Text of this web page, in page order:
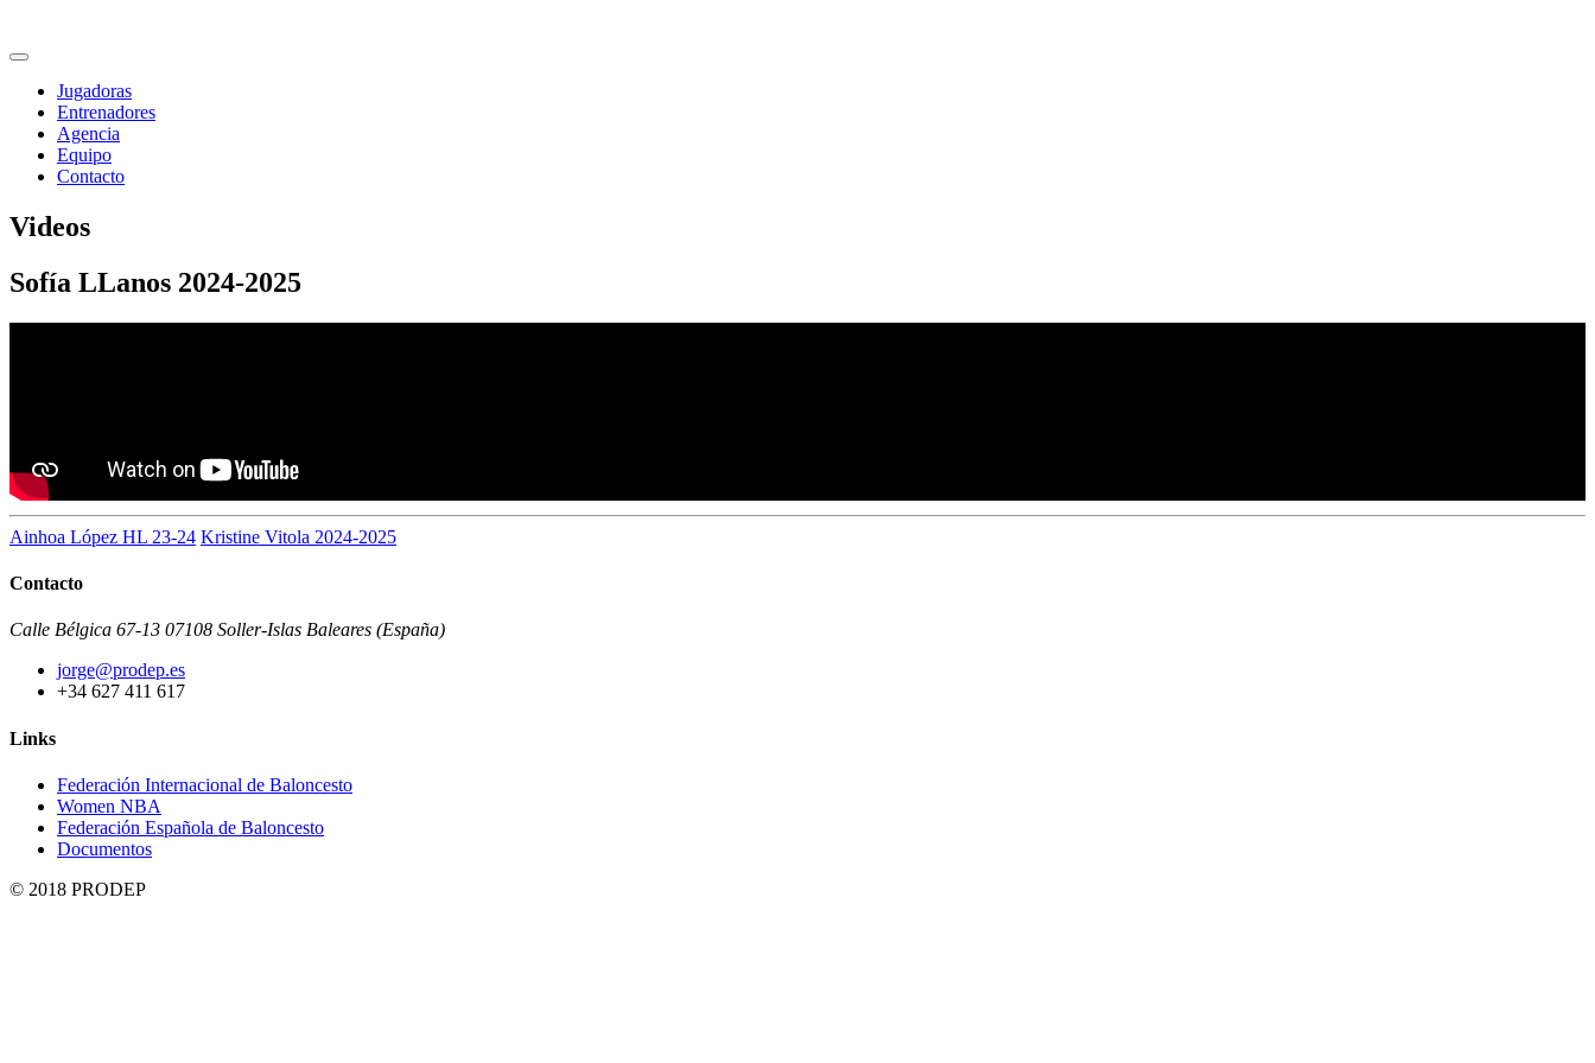
Jugadoras
Entrenadores
Agencia
Equipo
Contacto
Videos
Sofía LLanos 2024-2025
Ainhoa López HL 23-24 Kristine Vitola 2024-2025
Contacto
Calle Bélgica 67-13 07108 Soller-Islas Baleares (España)
jorge@prodep.es
+34 627 411 617
Links
Federación Internacional de Baloncesto
Women NBA
Federación Española de Baloncesto
Documentos
© 2018 PRODEP